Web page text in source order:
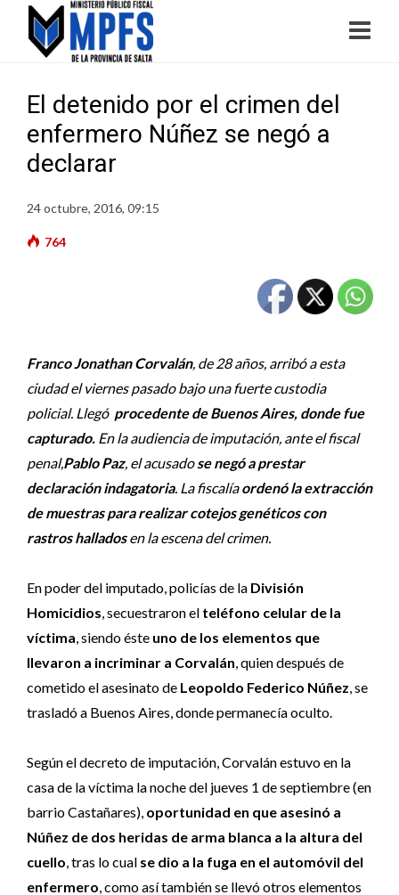
El detenido por el crimen del
enfermero Núñez se negó a
declarar
24 octubre, 2016, 09:15
764
Franco Jonathan Corvalán, de 28 años, arribó a esta
ciudad el viernes pasado bajo una fuerte custodia
policial. Llegó procedente de Buenos Aires, donde fue
capturado. En la audiencia de imputación, ante el fiscal
penal,Pablo Paz, el acusadose negó a prestar
declaración indagatoria. La fiscalíaordenó la extracción
de muestras para realizar cotejos genéticos con
rastros halladosen la escena del crimen.
En poder del imputado, policías de la División
Homicidios, secuestraron el teléfono celular de la
víctima, siendo éste uno de los elementos que
llevaron a incriminar a Corvalán, quien después de
cometido el asesinato de Leopoldo Federico Núñez, se
trasladó a Buenos Aires, donde permanecía oculto.
Según el decreto de imputación, Corvalán estuvo en la
casa de la víctima la noche del jueves 1 de septiembre (en
barrio Castañares), oportunidad en que asesinó a
Núñez de dos heridas de arma blanca a la altura del
cuello, tras lo cual se dio a la fuga en el automóvil del
enfermero, como así también se llevó otros elementos